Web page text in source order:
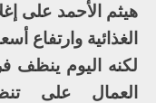
هيثم الأحمد على
الغذائية وارتفاع
لكنه اليوم ينظف
العمال على